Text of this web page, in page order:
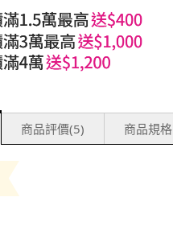
商品評價(5) 商品規格